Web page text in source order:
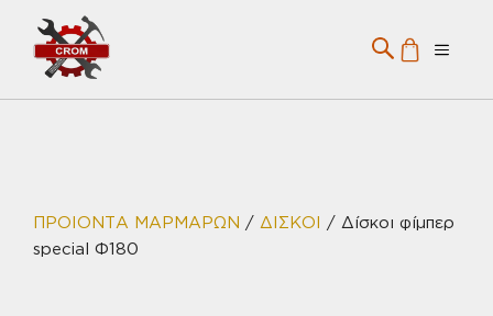
Μετάβαση
περιεχόμενο
Menu
ΠΡΟΙΟΝΤΑ ΜΑΡΜΑΡΩΝ / ΔΙΣΚΟΙ / Δίσκοι φίμπερ
special Φ180